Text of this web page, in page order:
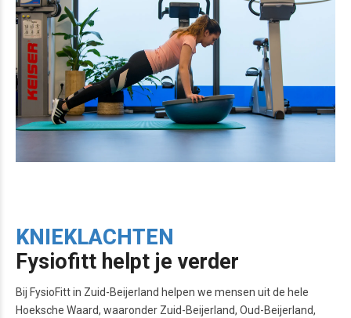
KNIEKLACHTEN
Fysiofitt helpt je verder
Bij FysioFitt in Zuid-Beijerland helpen we mensen uit de hele
Hoeksche Waard, waaronder Zuid-Beijerland, Oud-Beijerland,